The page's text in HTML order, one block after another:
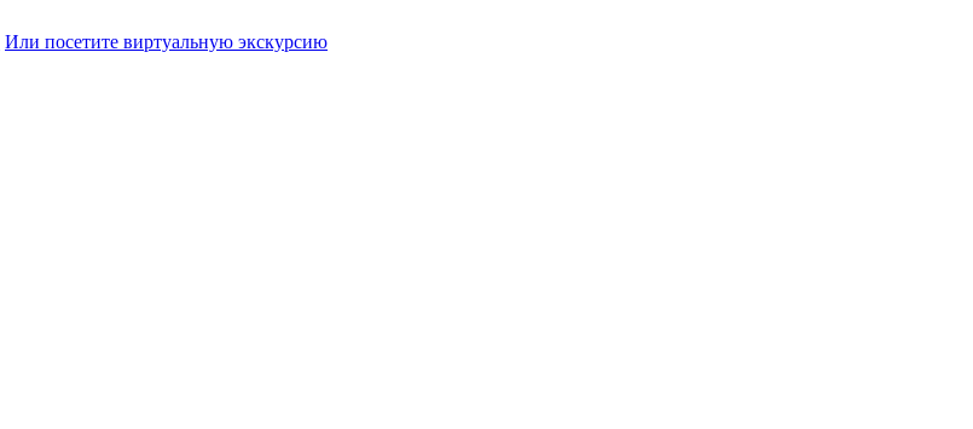
Или посетите виртуальную экскурсию